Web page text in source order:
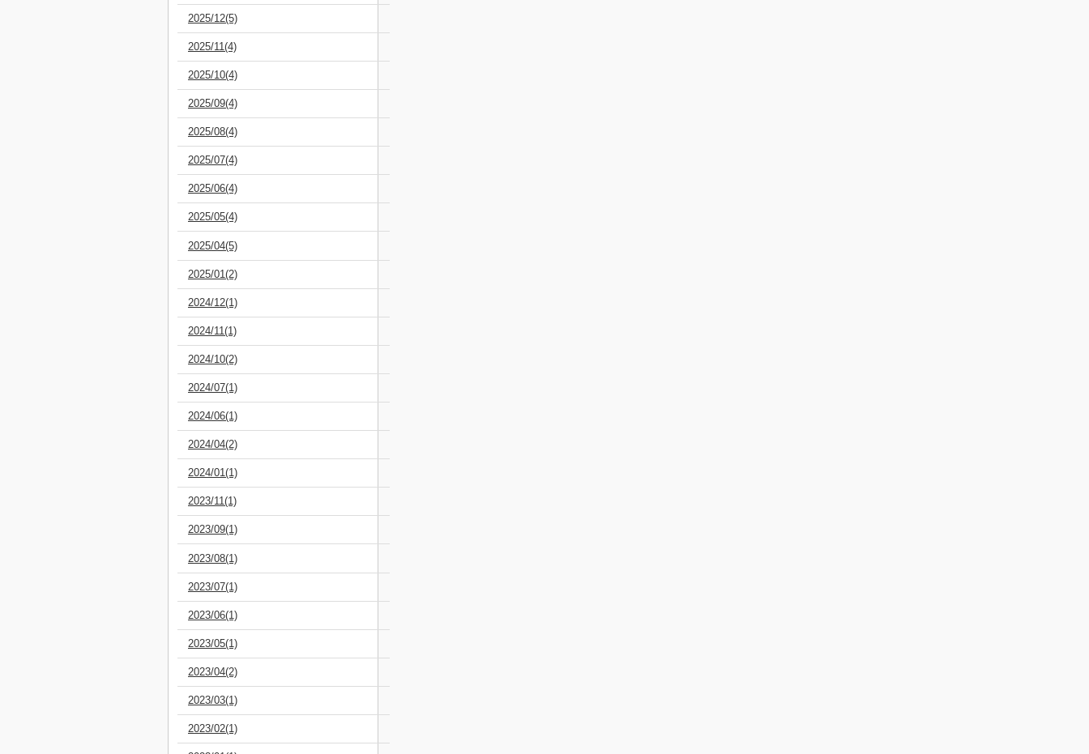
2025/12(5)
2025/11(4)
2025/10(4)
2025/09(4)
2025/08(4)
2025/07(4)
2025/06(4)
2025/05(4)
2025/04(5)
2025/01(2)
2024/12(1)
2024/11(1)
2024/10(2)
2024/07(1)
2024/06(1)
2024/04(2)
2024/01(1)
2023/11(1)
2023/09(1)
2023/08(1)
2023/07(1)
2023/06(1)
2023/05(1)
2023/04(2)
2023/03(1)
2023/02(1)